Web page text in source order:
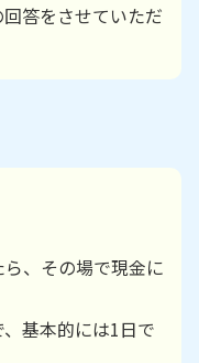
答をさせていただ
、その場で現金に
基本的には1日で